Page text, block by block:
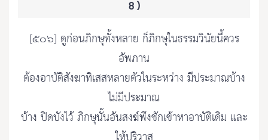
8 )
[๕๐๖] ดูก่อนภิกษุทั้งหลาย ก็ภิกษุในธรรมวินัยนี้ควร
อัพภาน
ต้องอาบัติสังฆาทิเสสหลายตัวในระหว่าง มีประมาณบ้าง
ไม่มีประมาณ
บ้าง ปิดบังไว้ ภิกษุนั้นอันสงฆ์พึงชักเข้าหาอาบัติเดิม และ